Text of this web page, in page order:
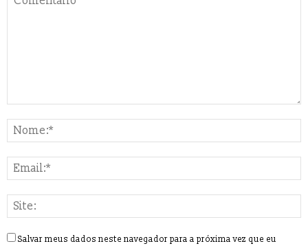
Salvar meus dados neste navegador para a próxima vez que eu